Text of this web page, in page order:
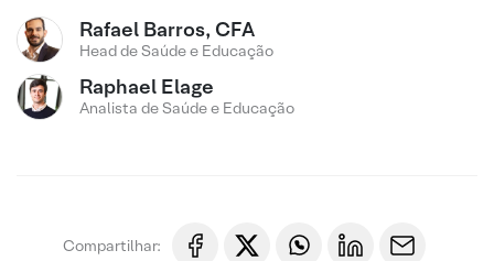
Rafael Barros, CFA
Head de Saúde e Educação
Raphael Elage
Analista de Saúde e Educação
Compartilhar: